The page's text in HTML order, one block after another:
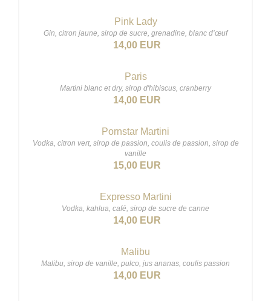
Pink Lady
Gin, citron jaune, sirop de sucre, grenadine, blanc d’œuf
14,00 EUR
Paris
Martini blanc et dry, sirop d'hibiscus, cranberry
14,00 EUR
Pornstar Martini
Vodka, citron vert, sirop de passion, coulis de passion, sirop de
vanille
15,00 EUR
Expresso Martini
Vodka, kahlua, café, sirop de sucre de canne
14,00 EUR
Malibu
Malibu, sirop de vanille, pulco, jus ananas, coulis passion
14,00 EUR